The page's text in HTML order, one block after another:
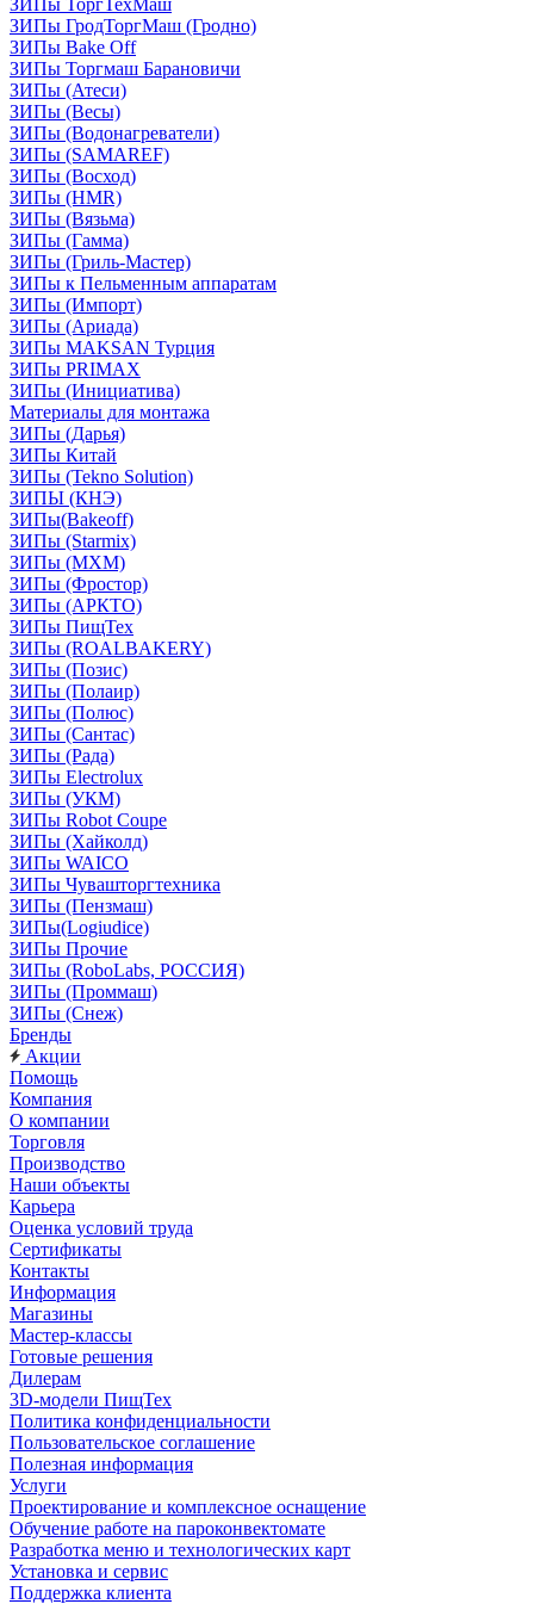
ЗИПы ТоргТехМаш
ЗИПы ГродТоргМаш (Гродно)
ЗИПы Bake Off
ЗИПы Торгмаш Барановичи
ЗИПы (Атеси)
ЗИПы (Весы)
ЗИПы (Водонагреватели)
ЗИПы (SAMAREF)
ЗИПы (Восход)
ЗИПы (HMR)
ЗИПы (Вязьма)
ЗИПы (Гамма)
ЗИПы (Гриль-Мастер)
ЗИПы к Пельменным аппаратам
ЗИПы (Импорт)
ЗИПы (Ариада)
ЗИПы MAKSAN Турция
ЗИПы PRIMAX
ЗИПы (Инициатива)
Материалы для монтажа
ЗИПы (Дарья)
ЗИПы Китай
ЗИПы (Tekno Solution)
ЗИПЫ (КНЭ)
ЗИПы(Bakeoff)
ЗИПы (Starmix)
ЗИПы (МХМ)
ЗИПы (Фростор)
ЗИПы (АРКТО)
ЗИПы ПищТех
ЗИПы (ROALBAKERY)
ЗИПы (Позис)
ЗИПы (Полаир)
ЗИПы (Полюс)
ЗИПы (Сантас)
ЗИПы (Рада)
ЗИПы Electrolux
ЗИПы (УКМ)
ЗИПы Robot Coupe
ЗИПы (Хайколд)
ЗИПы WAICO
ЗИПы Чувашторгтехника
ЗИПы (Пензмаш)
ЗИПы(Logiudice)
ЗИПы Прочие
ЗИПы (RoboLabs, РОССИЯ)
ЗИПы (Проммаш)
ЗИПы (Снеж)
Бренды
Акции
Помощь
Компания
О компании
Торговля
Производство
Наши объекты
Карьера
Оценка условий труда
Сертификаты
Контакты
Информация
Магазины
Мастер-классы
Готовые решения
Дилерам
3D-модели ПищТех
Политика конфиденциальности
Пользовательское соглашение
Полезная информация
Услуги
Проектирование и комплексное оснащение
Обучение работе на пароконвектомате
Разработка меню и технологических карт
Установка и сервис
Поддержка клиента